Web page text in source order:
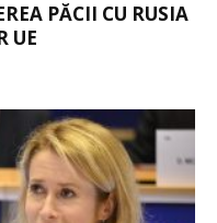
PĂCII CU RUSIA
UE